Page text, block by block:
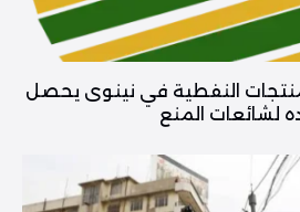
النفطية في نينوى يحصل
لشائعات المنع